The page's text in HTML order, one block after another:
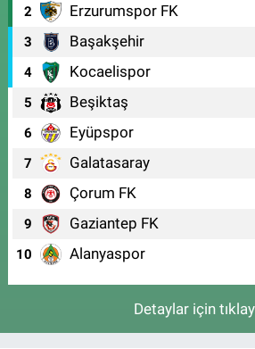
2 Erzurumspor FK
3 Başakşehir
4 Kocaelispor
5 Beşiktaş
6 Eyüpspor
7 Galatasaray
8 Çorum FK
9 Gaziantep FK
10 Alanyaspor
Detaylar için